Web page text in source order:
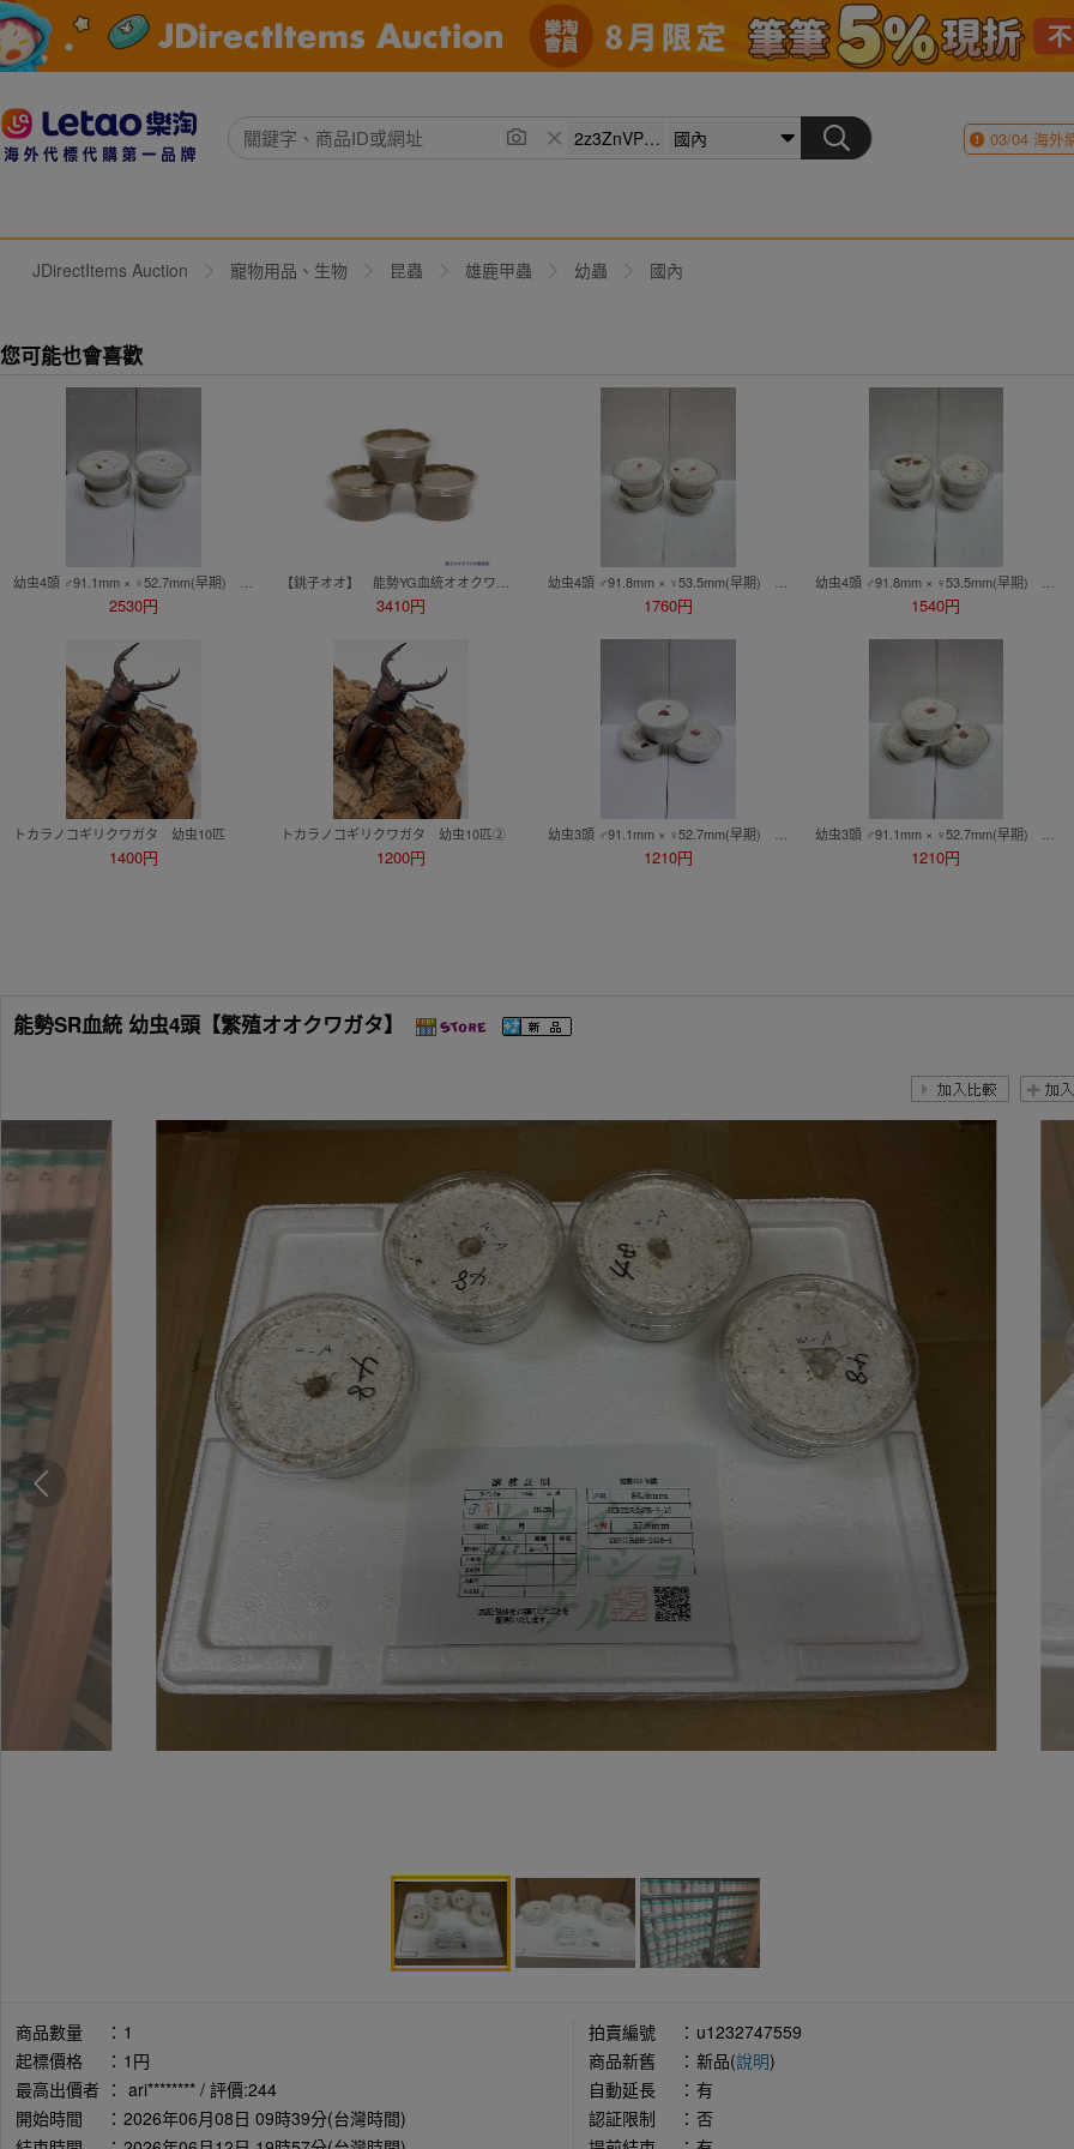
03/04海外
JDirectItems Auction 寵物用品、生物 昆蟲 雄鹿甲蟲 幼蟲 國內
您可能也會喜歡
2530円 3410円 1760円 1540円
トカラノコギリクワガタ 幼虫10匹
1400円
トカラノコギリクワガタ 幼虫10匹②
1200円 1210円 1210円
能勢SR血統 幼虫4頭【繁殖オオクワガタ】
商品數量 ： 1
起標價格
： 1円
最高出價者 ： ari******** / 評價:244
開始時間
： 2026年06月08日 09時39分(台灣時間)
拍賣編號 ： u1232747559
商品新舊
： 新品(說明)
自動延長
： 有
認証限制
： 否